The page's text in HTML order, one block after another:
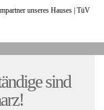
unseres Hauses | TüV
sind